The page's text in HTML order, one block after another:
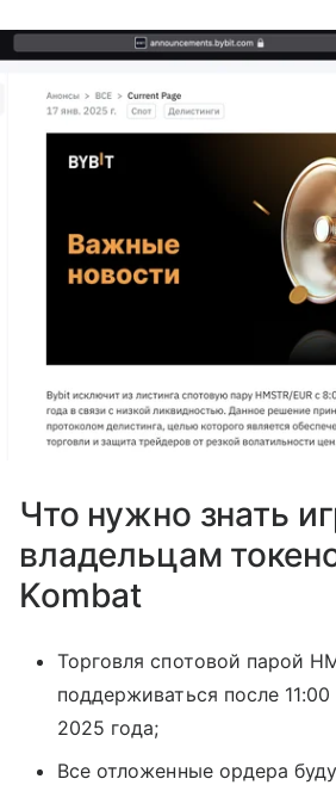
Что нужно знать
владельцам
Kombat
Торговля спотовой парой
поддерживаться после
2025 года;
Все отложенные ордера